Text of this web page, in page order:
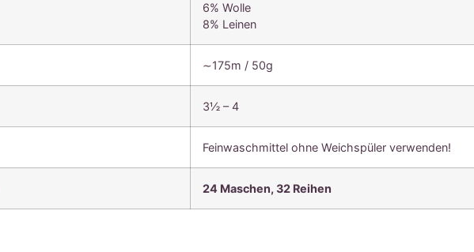
6% Wolle
8% Leinen
∼175m / 50g
3½ – 4
Feinwaschmittel ohne Weichspüler verwenden!
24 Maschen, 32 Reihen